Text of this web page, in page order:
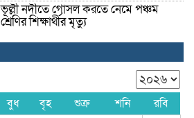
ভূল্লী নদীতে গোসল করতে নেমে পঞ্চম
শ্রেণির শিক্ষার্থীর মৃত্যু
ঠাকুরগাঁওয়ে স্কুল সেনসিটাইজেশন প্রোগ্রাম
বুধ বৃহ শুক্র শনি
রবি